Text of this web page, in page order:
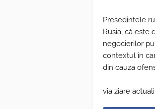
Președintele
Rusia, că este
negocierilor
contextul în
din cauza
via ziare